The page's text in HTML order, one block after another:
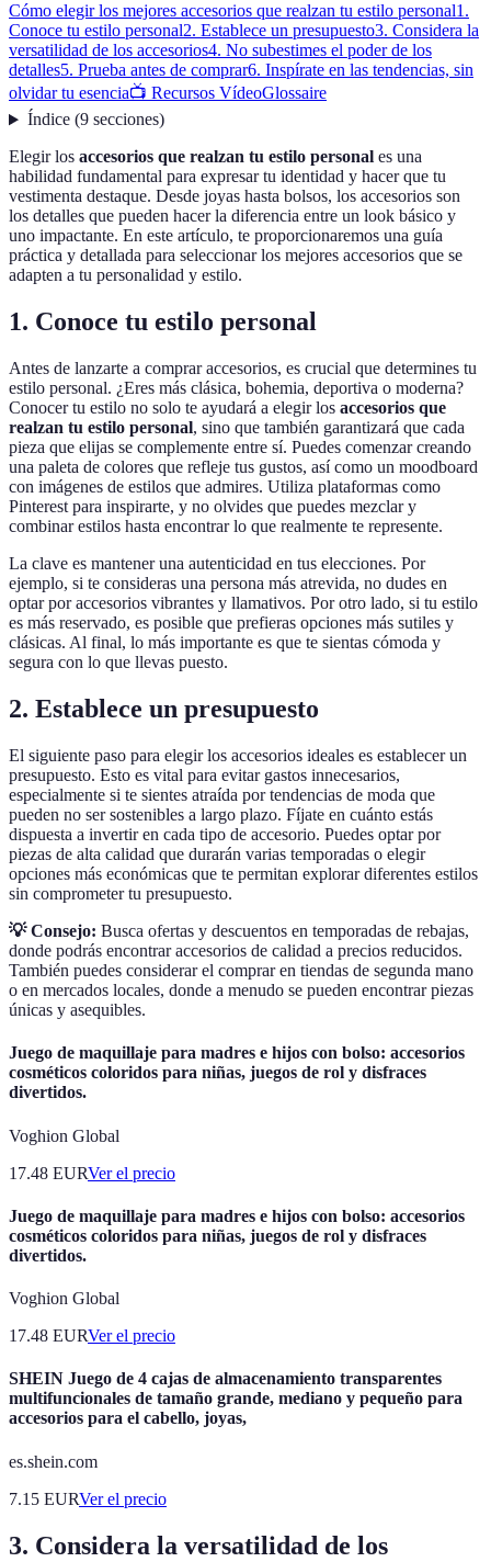
Cómo elegir los mejores accesorios que realzan tu estilo personal1.
Conoce tu estilo personal2. Establece un presupuesto3. Considera la
versatilidad de los accesorios4. No subestimes el poder de los
detalles5. Prueba antes de comprar6. Inspírate en las tendencias, sin
olvidar tu esencia📺 Recursos VídeoGlossaire
Índice(9 secciones)
Elegir los accesorios que realzan tu estilo personal es una
habilidad fundamental para expresar tu identidad y hacer que tu
vestimenta destaque. Desde joyas hasta bolsos, los accesorios son
los detalles que pueden hacer la diferencia entre un look básico y
uno impactante. En este artículo, te proporcionaremos una guía
práctica y detallada para seleccionar los mejores accesorios que se
adapten a tu personalidad y estilo.
1. Conoce tu estilo personal
Antes de lanzarte a comprar accesorios, es crucial que determines tu
estilo personal. ¿Eres más clásica, bohemia, deportiva o moderna?
Conocer tu estilo no solo te ayudará a elegir los accesorios que
realzan tu estilo personal, sino que también garantizará que cada
pieza que elijas se complemente entre sí. Puedes comenzar creando
una paleta de colores que refleje tus gustos, así como un moodboard
con imágenes de estilos que admires. Utiliza plataformas como
Pinterest para inspirarte, y no olvides que puedes mezclar y
combinar estilos hasta encontrar lo que realmente te represente.
La clave es mantener una autenticidad en tus elecciones. Por
ejemplo, si te consideras una persona más atrevida, no dudes en
optar por accesorios vibrantes y llamativos. Por otro lado, si tu estilo
es más reservado, es posible que prefieras opciones más sutiles y
clásicas. Al final, lo más importante es que te sientas cómoda y
segura con lo que llevas puesto.
2. Establece un presupuesto
El siguiente paso para elegir los accesorios ideales es establecer un
presupuesto. Esto es vital para evitar gastos innecesarios,
especialmente si te sientes atraída por tendencias de moda que
pueden no ser sostenibles a largo plazo. Fíjate en cuánto estás
dispuesta a invertir en cada tipo de accesorio. Puedes optar por
piezas de alta calidad que durarán varias temporadas o elegir
opciones más económicas que te permitan explorar diferentes estilos
sin comprometer tu presupuesto.
💡 Consejo: Busca ofertas y descuentos en temporadas de rebajas,
donde podrás encontrar accesorios de calidad a precios reducidos.
También puedes considerar el comprar en tiendas de segunda mano
o en mercados locales, donde a menudo se pueden encontrar piezas
únicas y asequibles.
Juego de maquillaje para madres e hijos con bolso: accesorios
cosméticos coloridos para niñas, juegos de rol y disfraces
divertidos.
Voghion Global
17.48 EURVer el precio
Juego de maquillaje para madres e hijos con bolso: accesorios
cosméticos coloridos para niñas, juegos de rol y disfraces
divertidos.
Voghion Global
17.48 EURVer el precio
SHEIN Juego de 4 cajas de almacenamiento transparentes
multifuncionales de tamaño grande, mediano y pequeño para
accesorios para el cabello, joyas,
es.shein.com
7.15 EURVer el precio
3. Considera la versatilidad de los